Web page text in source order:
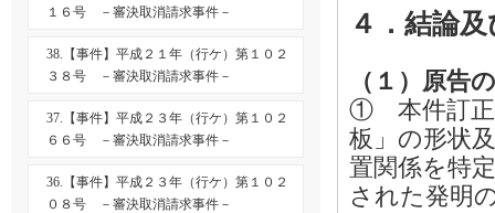
４．結論
（１）原告
① 本件訂正
板」の形状
置関係を特
された発明
１６号 －審決取消請求事件－
38.【事件】平成２１年（行ケ）第１０２
３８号 －審決取消請求事件－
37.【事件】平成２３年（行ケ）第１０２
６６号 －審決取消請求事件－
36.【事件】平成２３年（行ケ）第１０２
０８号 －審決取消請求事件－